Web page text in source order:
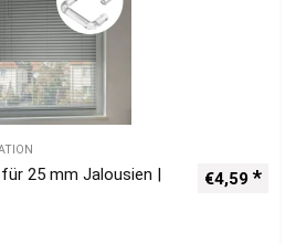
25 mm Jalousien |
€4,59